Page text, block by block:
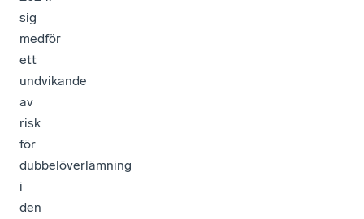
sig
medför
ett
undvikande
av
risk
för
dubbelöverlämning
i
den